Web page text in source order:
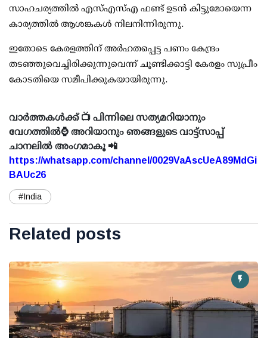
സാഹചര്യത്തില്‍ എസ്എസ്എ ഫണ്ട് ഉടന്‍ കിട്ടുമോയെന്ന
കാര്യത്തില്‍ ആശങ്കകള്‍ നിലനിന്നിരുന്നു.
ഇതോടെ കേരളത്തിന് അര്‍ഹതപ്പെട്ട പണം കേന്ദ്രം
തടഞ്ഞുവെച്ചിരിക്കുന്നുവെന്ന് ചൂണ്ടിക്കാട്ടി കേരളം സുപ്രീം
കോടതിയെ സമീപിക്കുകയായിരുന്നു.
വാർത്തകൾക്ക് 📺 പിന്നിലെ സത്യമറിയാനും
വേഗത്തിൽ⌚ അറിയാനും ഞങ്ങളുടെ വാട്ട്സാപ്പ്
ചാനലിൽ അംഗമാകൂ 📲
https://whatsapp.com/channel/0029VaAscUeA89MdGi
BAUc26
#India
Related posts